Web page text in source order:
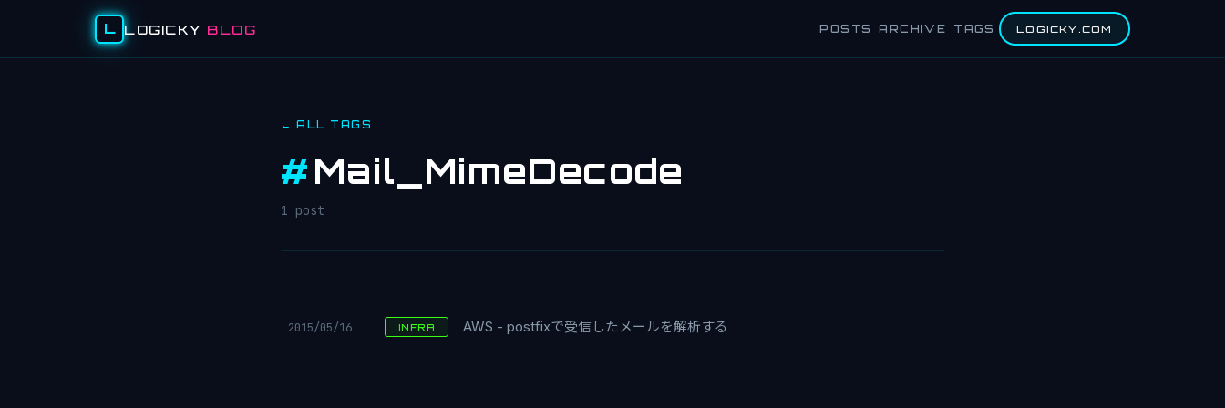
L LOGICKY BLOG POSTS ARCHIVE TAGS LOGICKY.COM
← ALL TAGS
#Mail_MimeDecode
1 post
2015/05/16 INFRA AWS - postfixで受信したメールを解析する